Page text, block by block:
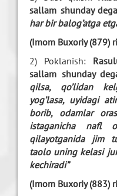
sallam shunday
har bir balog’atga
(Imom Buxoriy (879)
2) Poklanish:
sallam shunday
qilsa, qo’lidan
yog’lasa, uyidagi
borib, odamlar
istaganicha nafl
qilayotganida jim
taolo uning kelasi
kechiradi”
(Imom Buxoriy (883)